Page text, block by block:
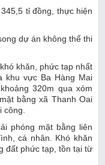
tỉ đồng, thực hiện
dự án không thể thi
khăn, phức tạp nhất
khu vực Ba Hàng Mai
320m qua xóm
bằng xã Thanh Oai
phóng mặt bằng liên
cá nhân. Khó khăn
đất phức tạp, tồn tại từ